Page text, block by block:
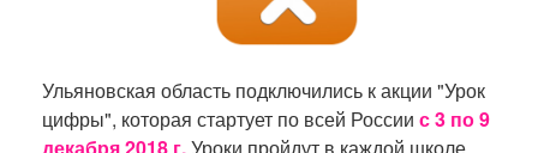
Ульяновская область подключились к акции "Урок
цифры", которая стартует по всей России с 3 по 9